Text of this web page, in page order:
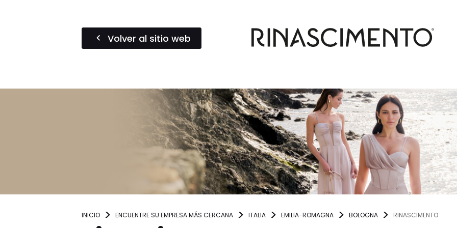
Volver al sitio web
INICIO ENCUENTRE SU EMPRESA MÁS CERCANA ITALIA EMILIA-ROMAGNA BOLOGNA RINASCIMENTO